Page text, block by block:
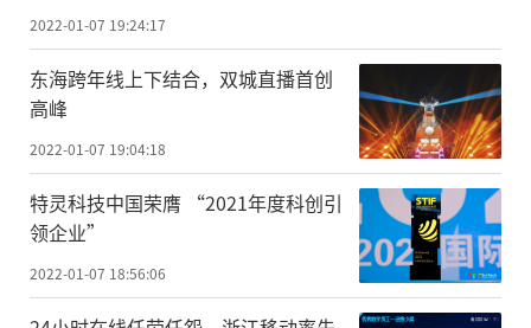
2022-01-07 19:24:17
东海跨年线上下结合，双城直播首创
高峰
2022-01-07 19:04:18
特灵科技中国荣膺 “2021年度科创引
领企业”
2022-01-07 18:56:06